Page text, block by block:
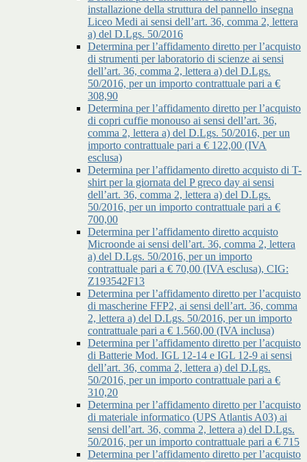
installazione della struttura del pannello insegna
Liceo Medi ai sensi dell’art. 36, comma 2, lettera
a) del D.Lgs. 50/2016
Determina per l’affidamento diretto per l’acquisto
di strumenti per laboratorio di scienze ai sensi
dell’art. 36, comma 2, lettera a) del D.Lgs.
50/2016, per un importo contrattuale pari a €
308,90
Determina per l’affidamento diretto per l’acquisto
di copri cuffie monouso ai sensi dell’art. 36,
comma 2, lettera a) del D.Lgs. 50/2016, per un
importo contrattuale pari a € 122,00 (IVA
esclusa)
Determina per l’affidamento diretto acquisto di T-
shirt per la giornata del P greco day ai sensi
dell’art. 36, comma 2, lettera a) del D.Lgs.
50/2016, per un importo contrattuale pari a €
700,00
Determina per l’affidamento diretto acquisto
Microonde ai sensi dell’art. 36, comma 2, lettera
a) del D.Lgs. 50/2016, per un importo
contrattuale pari a € 70,00 (IVA esclusa), CIG:
Z193542F13
Determina per l’affidamento diretto per l’acquisto
di mascherine FFP2, ai sensi dell’art. 36, comma
2, lettera a) del D.Lgs. 50/2016, per un importo
contrattuale pari a € 1.560,00 (IVA inclusa)
Determina per l’affidamento diretto per l’acquisto
di Batterie Mod. IGL 12-14 e IGL 12-9 ai sensi
dell’art. 36, comma 2, lettera a) del D.Lgs.
50/2016, per un importo contrattuale pari a €
310,20
Determina per l’affidamento diretto per l’acquisto
di materiale informatico (UPS Atlantis A03) ai
sensi dell’art. 36, comma 2, lettera a) del D.Lgs.
50/2016, per un importo contrattuale pari a € 715
Determina per l’affidamento diretto per l’acquisto